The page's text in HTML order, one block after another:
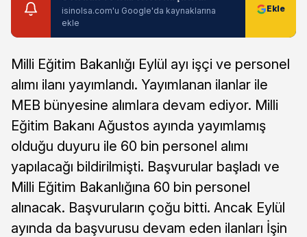
isinolsa.com'u Google'da kaynaklarına
ekle
Milli Eğitim Bakanlığı Eylül ayı işçi ve personel
alımı ilanı yayımlandı. Yayımlanan ilanlar ile
MEB bünyesine alımlara devam ediyor. Milli
Eğitim Bakanı Ağustos ayında yayımlamış
olduğu duyuru ile 60 bin personel alımı
yapılacağı bildirilmişti. Başvurular başladı ve
Milli Eğitim Bakanlığına 60 bin personel
alınacak. Başvuruların çoğu bitti. Ancak Eylül
ayında da başvurusu devam eden ilanları İşin